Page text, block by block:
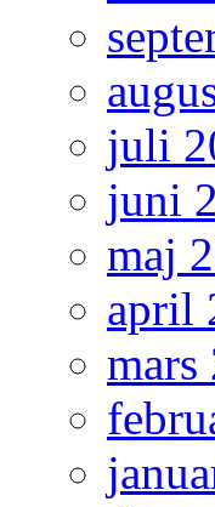
juli
juni
maj
april
mars